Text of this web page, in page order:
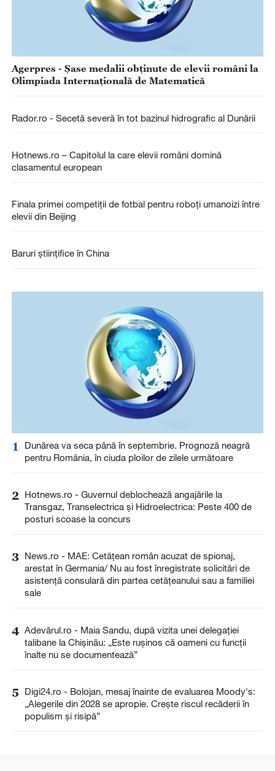
Agerpres - Șase medalii obținute de elevii români la
Olimpiada Internațională de Matematică
Rador.ro - Secetă severă în tot bazinul hidrografic al Dunării
Hotnews.ro – Capitolul la care elevii români domină
clasamentul european
Finala primei competiții de fotbal pentru roboți umanoizi între
elevii din Beijing
Baruri științifice în China
1
Dunărea va seca până în septembrie. Prognoză neagră
pentru România, în ciuda ploilor de zilele următoare
2 Hotnews.ro - Guvernul deblochează angajările la
Transgaz, Transelectrica și Hidroelectrica: Peste 400 de
posturi scoase la concurs
3 News.ro - MAE: Cetăţean român acuzat de spionaj,
arestat în Germania/ Nu au fost înregistrate solicitări de
asistenţă consulară din partea cetăţeanului sau a familiei
sale
4 Adevărul.ro - Maia Sandu, după vizita unei delegației
talibane la Chișinău: „Este rușinos că oameni cu funcții
înalte nu se documentează”
5
Digi24.ro - Bolojan, mesaj înainte de evaluarea Moody's:
„Alegerile din 2028 se apropie. Crește riscul recăderii în
populism și risipă”